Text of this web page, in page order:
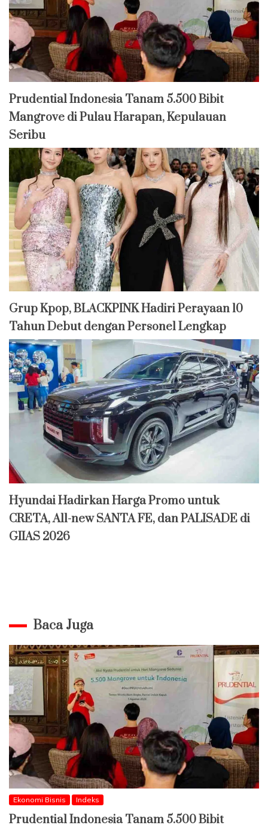
Prudential Indonesia Tanam 5.500 Bibit
Mangrove di Pulau Harapan, Kepulauan
Seribu
Grup Kpop, BLACKPINK Hadiri Perayaan 10
Tahun Debut dengan Personel Lengkap
Hyundai Hadirkan Harga Promo untuk
CRETA, All-new SANTA FE, dan PALISADE di
GIIAS 2026
Baca Juga
Ekonomi Bisnis Indeks
Prudential Indonesia Tanam 5.500 Bibit